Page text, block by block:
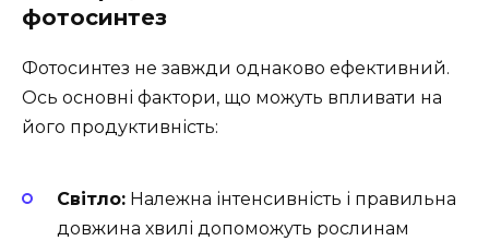
фотосинтез
Фотосинтез не завжди однаково ефективний.
Ось основні фактори, що можуть впливати на
його продуктивність:
Світло: Належна інтенсивність і правильна
довжина хвилі допоможуть рослинам